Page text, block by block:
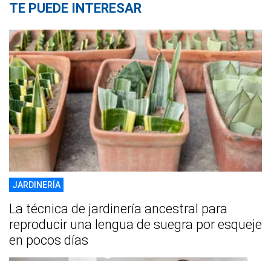
TE PUEDE INTERESAR
JARDINERÍA
La técnica de jardinería ancestral para
reproducir una lengua de suegra por esqueje
en pocos días